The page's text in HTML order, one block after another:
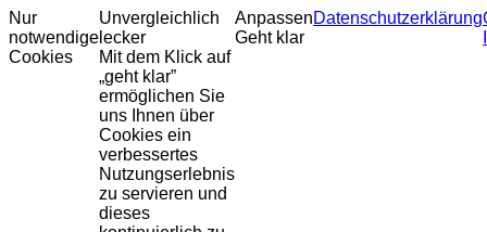
Nur
notwendige
Cookies
Unvergleichlich
lecker
Mit dem Klick auf
„geht klar”
ermöglichen Sie
uns Ihnen über
Cookies ein
verbessertes
Nutzungserlebnis
zu servieren und
dieses
Anpassen
Geht klar
Datenschutzerklärung